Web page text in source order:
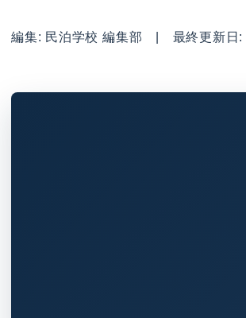
編集: 民泊学校 編集部 | 最終更新日: